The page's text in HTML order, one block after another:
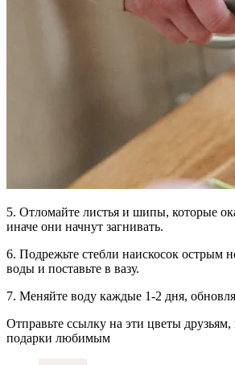
5. Отломайте листья и шипы, которые
иначе они начнут загнивать.
6. Подрежьте стебли наискосок острым
воды и поставьте в вазу.
7. Меняйте воду каждые 1-2 дня,
Отправьте ссылку на эти цветы
подарки любимым